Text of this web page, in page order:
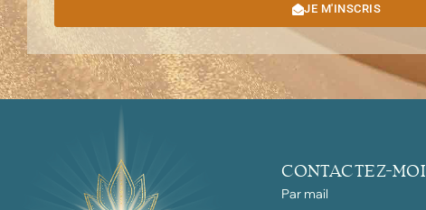
JE M'INSCRIS
CONTACTEZ-MOI
Par mail